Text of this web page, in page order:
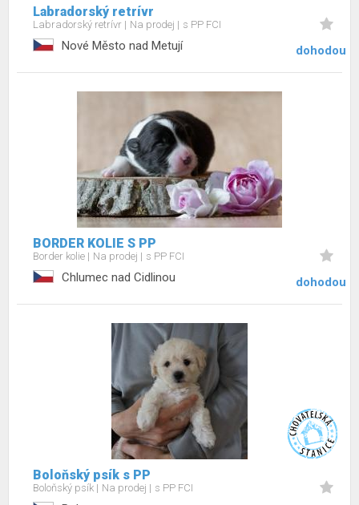
Labradorský retrívr
Labradorský retrívr Na prodej s PP FCI
Nové Město nad Metují dohodou
BORDER KOLIE S PP
Border kolie Na prodej s PP FCI
Chlumec nad Cidlinou dohodou
Boloňský psík s PP
Boloňský psík Na prodej s PP FCI